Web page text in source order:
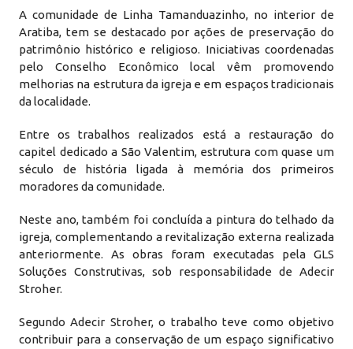
A comunidade de Linha Tamanduazinho, no interior de
Aratiba, tem se destacado por ações de preservação do
patrimônio histórico e religioso. Iniciativas coordenadas
pelo Conselho Econômico local vêm promovendo
melhorias na estrutura da igreja e em espaços tradicionais
da localidade.
Entre os trabalhos realizados está a restauração do
capitel dedicado a São Valentim, estrutura com quase um
século de história ligada à memória dos primeiros
moradores da comunidade.
Neste ano, também foi concluída a pintura do telhado da
igreja, complementando a revitalização externa realizada
anteriormente. As obras foram executadas pela GLS
Soluções Construtivas, sob responsabilidade de Adecir
Stroher.
Segundo Adecir Stroher, o trabalho teve como objetivo
contribuir para a conservação de um espaço significativo